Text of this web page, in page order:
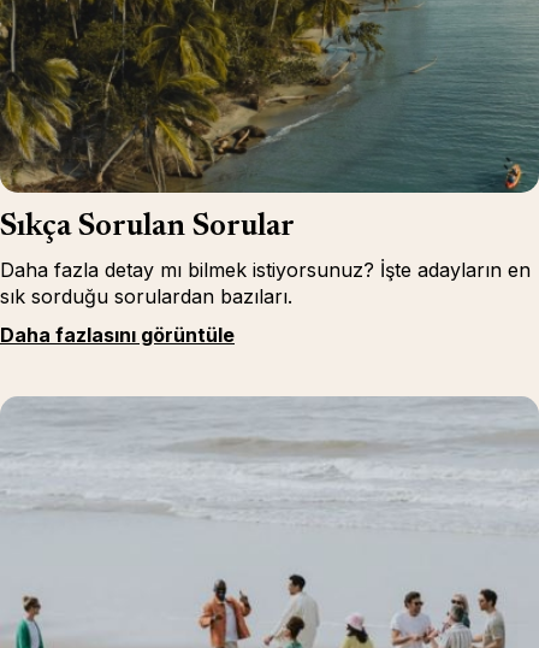
Sıkça Sorulan Sorular
Daha fazla detay mı bilmek istiyorsunuz? İşte adayların en
sık sorduğu sorulardan bazıları.
Daha fazlasını görüntüle